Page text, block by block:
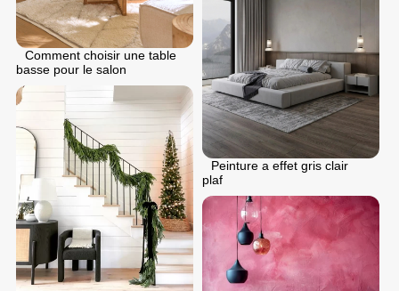
Comment choisir une table
basse pour le salon
Peinture a effet gris clair
plaf